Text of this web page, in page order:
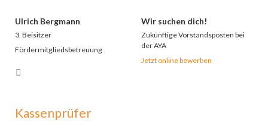
Ulrich Bergmann
3. Beisitzer
Fördermitgliedsbetreuung
Wir suchen dich!
Zukünftige Vorstandsposten bei
der AYA
Jetzt online bewerben
Kassenprüfer